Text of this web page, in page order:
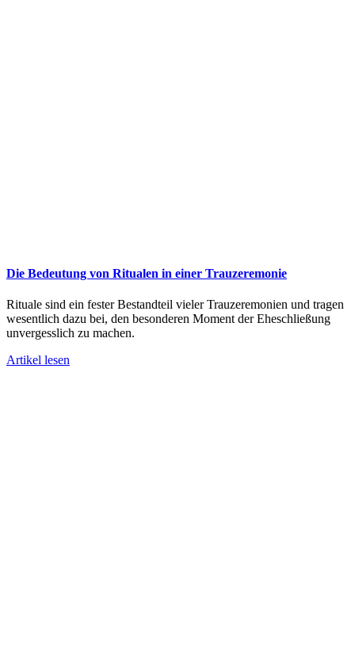
Die Bedeutung von Ritualen in einer Trauzeremonie
Rituale sind ein fester Bestandteil vieler Trauzeremonien und tragen
wesentlich dazu bei, den besonderen Moment der Eheschließung
unvergesslich zu machen.
Artikel lesen